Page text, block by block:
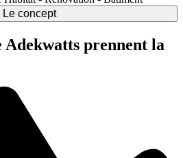
Le concept
Adekwatts prennent la